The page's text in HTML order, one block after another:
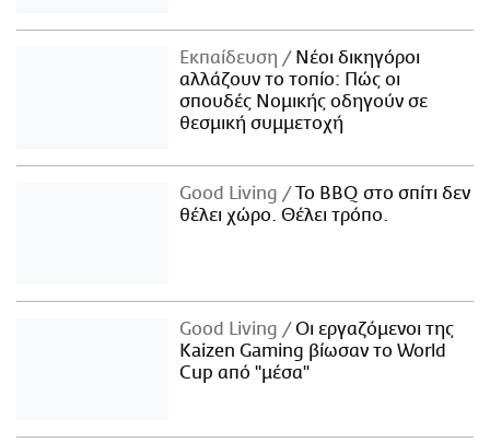
Εκπαίδευση
Νέοι δικηγόροι
αλλάζουν το τοπίο: Πώς οι
σπουδές Νομικής οδηγούν σε
θεσμική συμμετοχή
Good Living
Το BBQ στο σπίτι δεν
θέλει χώρο. Θέλει τρόπο.
Good Living
Οι εργαζόμενοι της
Kaizen Gaming βίωσαν το World
Cup από "μέσα"